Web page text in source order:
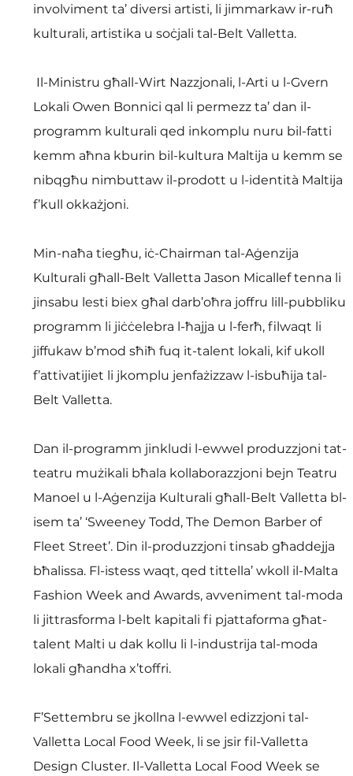
involviment ta’ diversi artisti, li jimmarkaw ir-ruħ
kulturali, artistika u soċjali tal-Belt Valletta.
Lokali Owen Bonnici qal li permezz ta’ dan il-
programm kulturali qed inkomplu nuru bil-fatti
kemm aħna kburin bil-kultura Maltija u kemm se
nibqgħu nimbuttaw il-prodott u l-identità Maltija
f’kull okkażjoni.
Min-naħa tiegħu, iċ-Chairman tal-Aġenzija
Kulturali għall-Belt Valletta Jason Micallef tenna li
jinsabu lesti biex għal darb’oħra joffru lill-pubbliku
programm li jiċċelebra l-ħajja u l-ferħ, filwaqt li
jiffukaw b’mod sħiħ fuq it-talent lokali, kif ukoll
f’attivatijiet li jkomplu jenfażizzaw l-isbuħija tal-
Belt Valletta.
Dan il-programm jinkludi l-ewwel produzzjoni tat-
teatru mużikali bħala kollaborazzjoni bejn Teatru
Manoel u l-Aġenzija Kulturali għall-Belt Valletta bl-
isem ta’ ‘Sweeney Todd, The Demon Barber of
Fleet Street’. Din il-produzzjoni tinsab għaddejja
bħalissa. Fl-istess waqt, qed tittella’ wkoll il-Malta
Fashion Week and Awards, avveniment tal-moda
li jittrasforma l-belt kapitali fi pjattaforma għat-
talent Malti u dak kollu li l-industrija tal-moda
lokali għandha x’toffri.
F’Settembru se jkollna l-ewwel edizzjoni tal-
Valletta Local Food Week, li se jsir fil-Valletta
Design Cluster. Il-Valletta Local Food Week se